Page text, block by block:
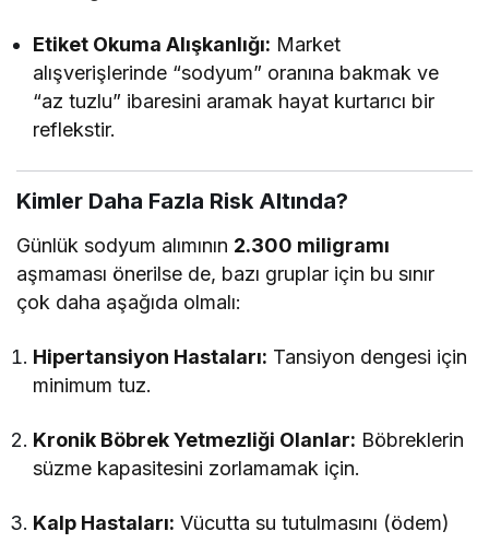
Etiket Okuma Alışkanlığı: Market
alışverişlerinde “sodyum” oranına bakmak ve
“az tuzlu” ibaresini aramak hayat kurtarıcı bir
reflekstir.
Kimler Daha Fazla Risk Altında?
Günlük sodyum alımının 2.300 miligramı
aşmaması önerilse de, bazı gruplar için bu sınır
çok daha aşağıda olmalı:
Hipertansiyon Hastaları: Tansiyon dengesi için
minimum tuz.
Kronik Böbrek Yetmezliği Olanlar: Böbreklerin
süzme kapasitesini zorlamamak için.
Kalp Hastaları: Vücutta su tutulmasını (ödem)